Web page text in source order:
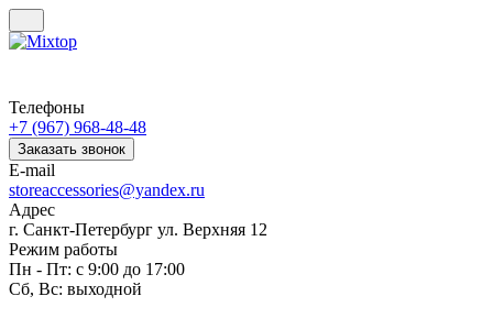
Телефоны
+7 (967) 968-48-48
Заказать звонок
E-mail
storeaccessories@yandex.ru
Адрес
г. Санкт-Петербург ул. Верхняя 12
Режим работы
Пн - Пт: с 9:00 до 17:00
Сб, Вс: выходной